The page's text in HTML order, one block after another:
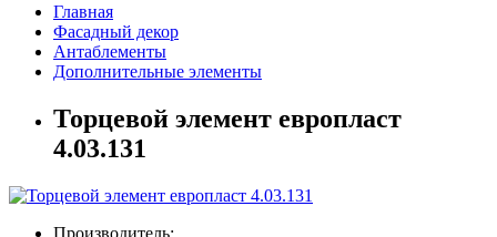
Главная
Фасадный декор
Антаблементы
Дополнительные элементы
Торцевой элемент европласт
4.03.131
Производитель: